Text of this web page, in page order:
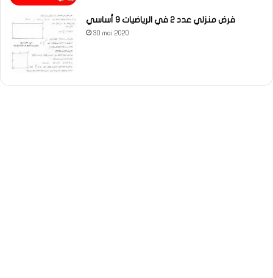
فرض منزلي عدد 2 في الرياضيات 9 أساسي
30 mai 2020